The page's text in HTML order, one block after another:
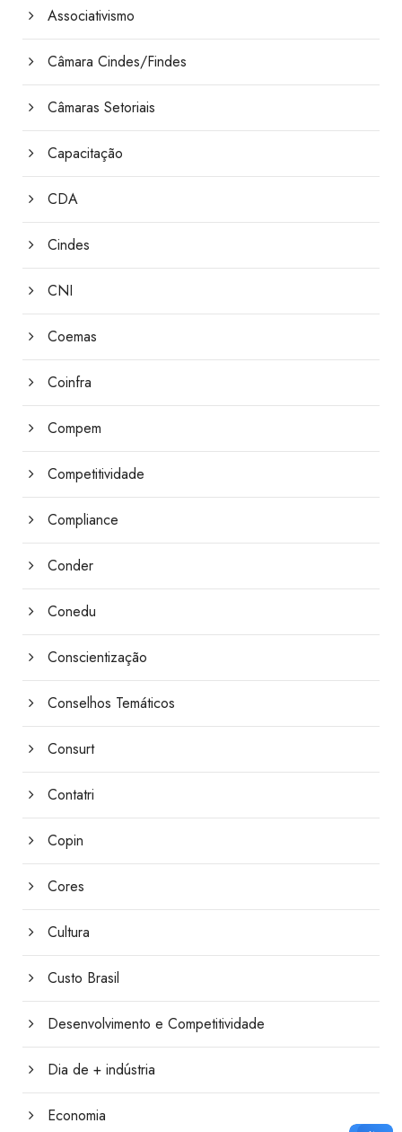
Associativismo
Câmara Cindes/Findes
Câmaras Setoriais
Capacitação
CDA
Cindes
CNI
Coemas
Coinfra
Compem
Competitividade
Compliance
Conder
Conedu
Conscientização
Conselhos Temáticos
Consurt
Contatri
Copin
Cores
Cultura
Custo Brasil
Desenvolvimento e Competitividade
Dia de + indústria
Economia